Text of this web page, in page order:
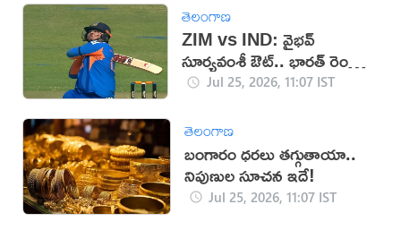
తెలంగాణ
ZIM vs IND: వైభవ్
సూర్యవంశీ ఔట్.. భారత్ రెండో
వికెట్Jul 25, 2026, 11:07 IST
తెలంగాణ
బంగారం ధరలు తగ్గుతాయా..
నిపుణుల సూచన ఇదే!
Jul 25, 2026, 11:07 IST